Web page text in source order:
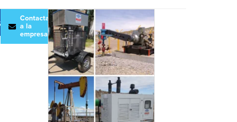
Descargar
catálogo
Contactar
a la
empresa